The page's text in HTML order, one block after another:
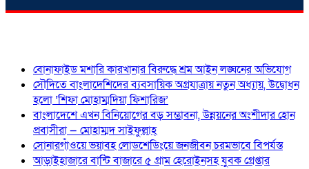
বোনাফাইড মশারি কারখানার বিরুদ্ধে শ্রম আইন লঙ্ঘনের অভিযোগ
সৌদিতে বাংলাদেশিদের ব্যবসায়িক অগ্রযাত্রায় নতুন অধ্যায়, উদ্বোধন
হলো ‘শিফা মোহাম্মদিয়া ফিশারিজ’
বাংলাদেশে এখন বিনিয়োগের বড় সম্ভাবনা, উন্নয়নের অংশীদার হোন
প্রবাসীরা — মোহাম্মদ সাইফুল্লাহ্
সোনারগাঁওয়ে ভয়াবহ লোডশেডিংয়ে জনজীবন চরমভাবে বিপর্যস্ত
আড়াইহাজারে বান্টি বাজারে ৫ গ্রাম হেরোইনসহ যুবক গ্রেপ্তার